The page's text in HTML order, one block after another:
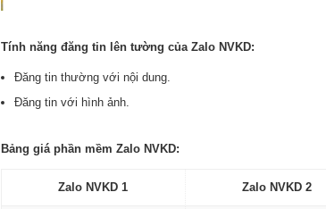
Tính năng đăng tin lên tường của Zalo NVKD:
Đăng tin thường với nội dung.
Đăng tin với hình ảnh.
Bảng giá phần mềm Zalo NVKD:
Zalo NVKD 1 Zalo NVKD 2